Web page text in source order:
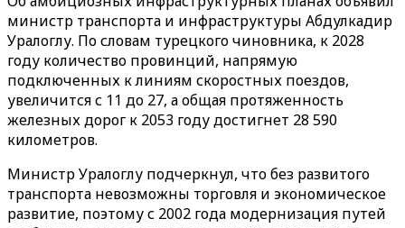
министр транспорта и инфраструктуры Абдулкадир
Уралоглу. По словам турецкого чиновника, к 2028
году количество провинций, напрямую
подключенных к линиям скоростных поездов,
увеличится с 11 до 27, а общая протяженность
железных дорог к 2053 году достигнет 28 590
километров.
Министр Уралоглу подчеркнул, что без развитого
транспорта невозможны торговля и экономическое
развитие, поэтому с 2002 года модернизация путей